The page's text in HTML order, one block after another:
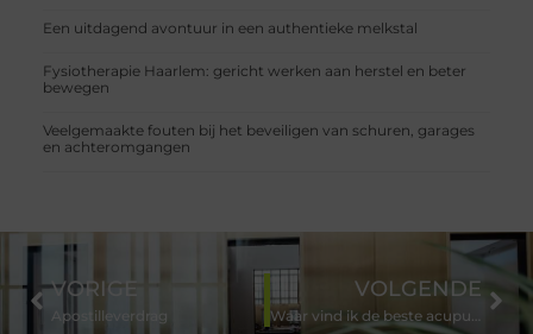
Een uitdagend avontuur in een authentieke melkstal
Fysiotherapie Haarlem: gericht werken aan herstel en beter
bewegen
Veelgemaakte fouten bij het beveiligen van schuren, garages
en achteromgangen
VORIGE
Apostilleverdrag
VOLGENDE
Waar vind ik de beste acupunctuur praktijk in Eindhoven?